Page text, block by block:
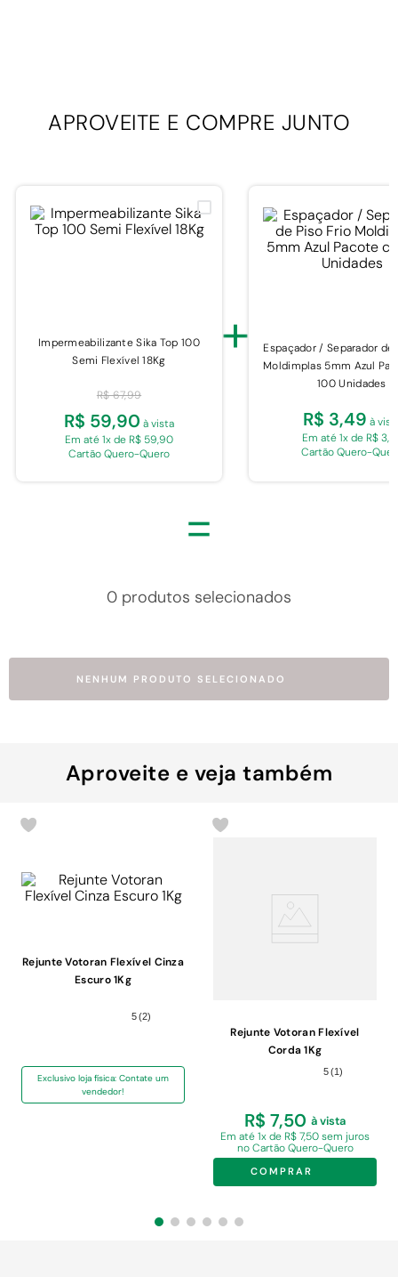
APROVEITE E COMPRE JUNTO
Impermeabilizante Sika Top 100
Semi Flexível 18Kg
R$ 59,90 à vista
R$ 67,99
Em até 1x de R$ 59,90
Cartão Quero-Quero
+
Espaçador / Separador de
Moldimplas 5mm Azul
100 Unidades
R$ 3,49 à
Em até 1x de R$
Cartão Quero-
=
0 produtos selecionados
NENHUM PRODUTO SELECIONADO
Aproveite e veja também
Rejunte Votoran Flexível Cinza
Escuro 1Kg
5(2)
Exclusivo loja física: Contate um
vendedor!
Rejunte Votoran Flexível
Corda 1Kg
5(1 )
R$ 7,50 à vista
Em até 1x de R$ 7,50 sem juros
no Cartão Quero-Quero
COMPRAR